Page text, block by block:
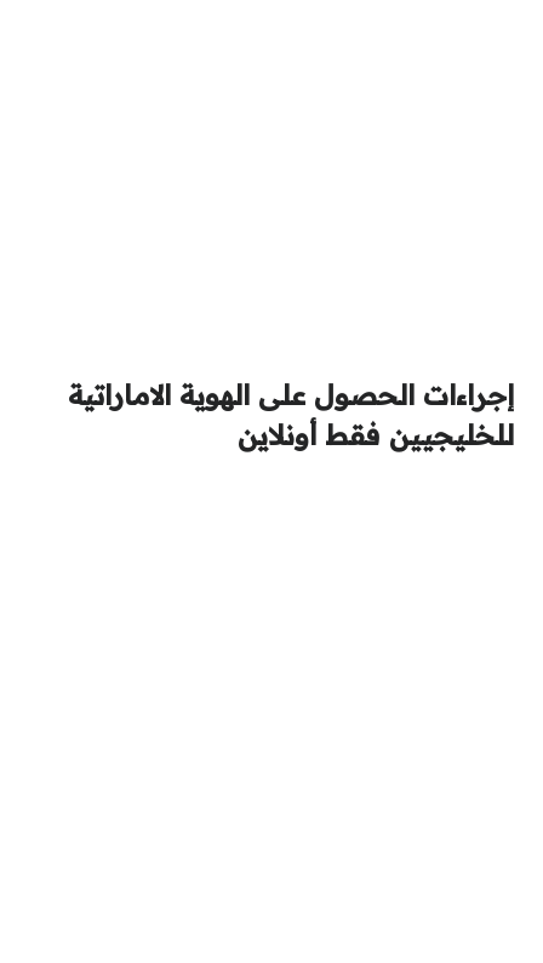
إجراءات الحصول على الهوية الاماراتية
للخليجيين فقط أونلاين